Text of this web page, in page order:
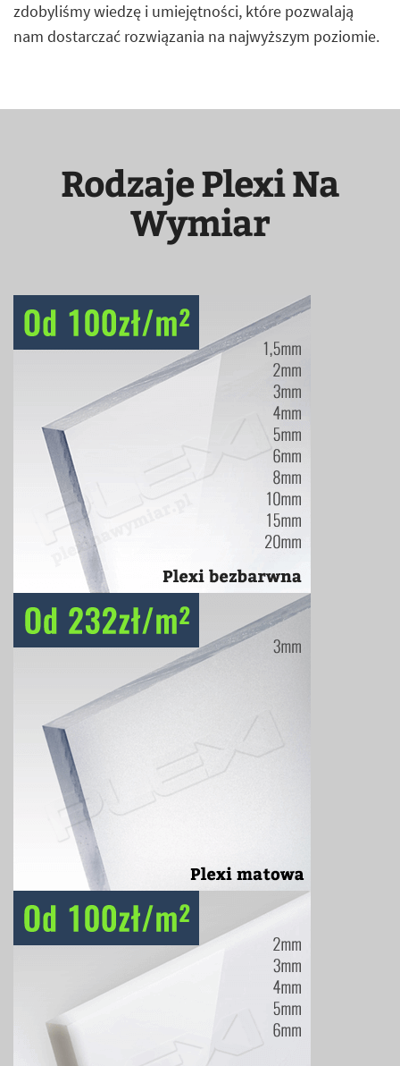
zdobyliśmy wiedzę i umiejętności, które pozwalają
nam dostarczać rozwiązania na najwyższym poziomie.
Rodzaje Plexi Na
Wymiar